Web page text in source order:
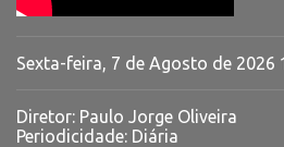
Sexta-feira, 7 de Agosto de 2026
Diretor: Paulo Jorge Oliveira
Periodicidade: Diária